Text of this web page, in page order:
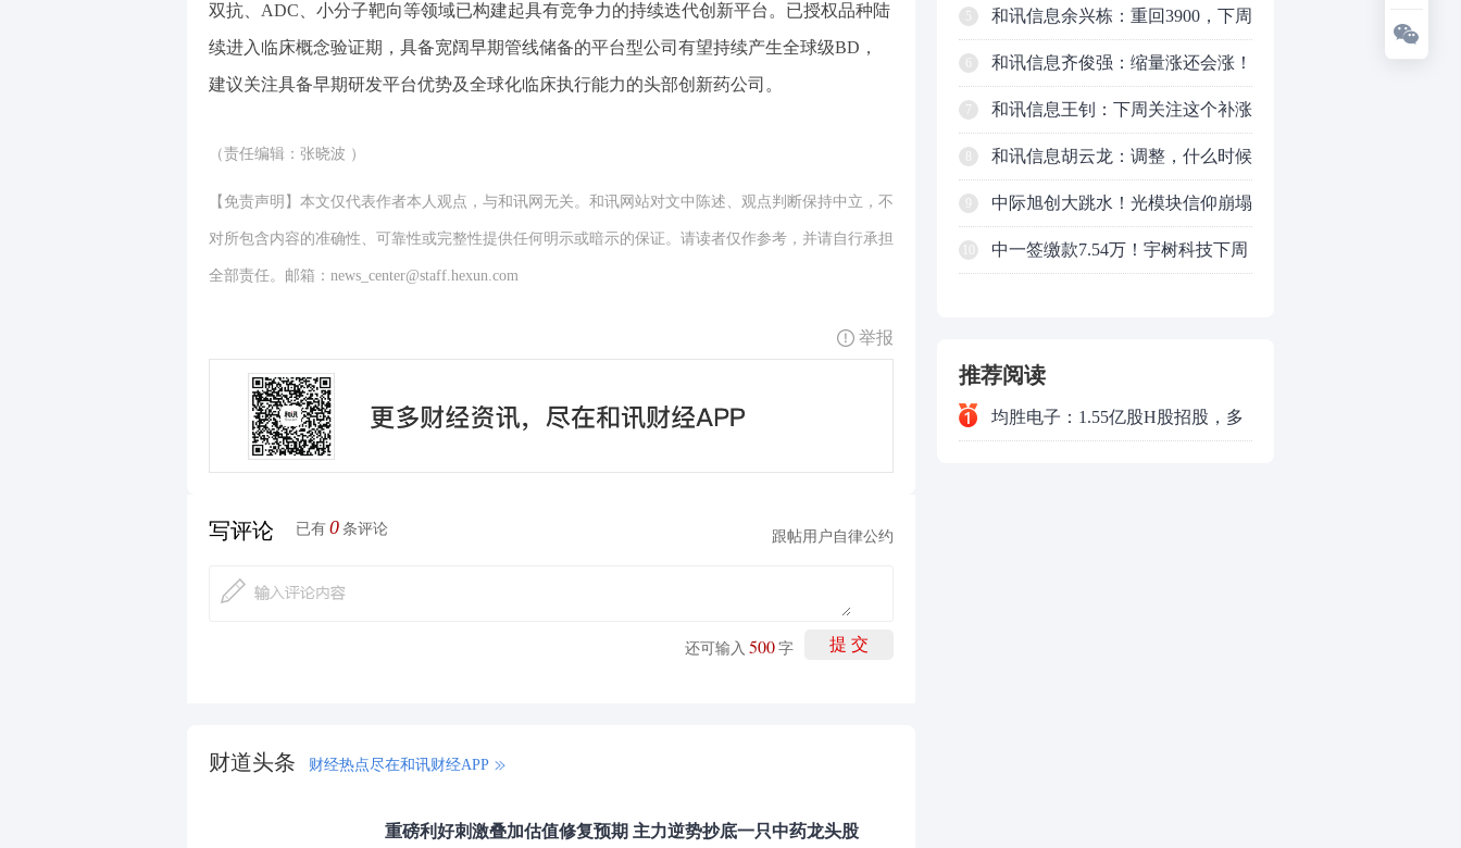
双抗、ADC、小分子靶向等领域已构建起具有竞争力的持续迭代创新平台。已授权品种陆
续进入临床概念验证期，具备宽阔早期管线储备的平台型公司有望持续产生全球级BD，
建议关注具备早期研发平台优势及全球化临床执行能力的头部创新药公司。
（责任编辑：张晓波 ）
【免责声明】本文仅代表作者本人观点，与和讯网无关。和讯网站对文中陈述、观点判断保持中立，不
对所包含内容的准确性、可靠性或完整性提供任何明示或暗示的保证。请读者仅作参考，并请自行承担
全部责任。邮箱：news_center@staff.hexun.com
举报
写评论 已有 0 条评论 跟帖用户自律公约
提 交
还可输入 500 字
财道头条 财经热点尽在和讯财经APP
重磅利好刺激叠加估值修复预期 主力逆势抄底一只中药龙头股
反转？还是反弹？
5 和讯信息余兴栋：重回3900，下周
稳了吗？
和讯信息齐俊强：缩量涨还会涨！
7 和讯信息王钊：下周关注这个补涨
机会
和讯信息胡云龙：调整，什么时候
来
中际旭创大跳水！光模块信仰崩塌
了？
中一签缴款7.54万！宇树科技下周
推荐阅读
均胜电子：1.55亿股H股招股，多